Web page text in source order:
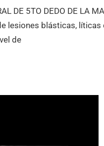
DE 5TO DEDO DE LA
lesiones blásticas,
de